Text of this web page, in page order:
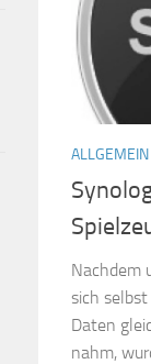
ALLGEMEIN
Nachdem
sich
Daten
nahm,